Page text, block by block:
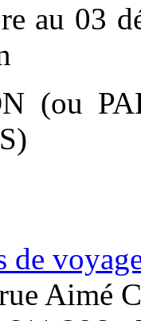
au 03
(ou
de
Aimé